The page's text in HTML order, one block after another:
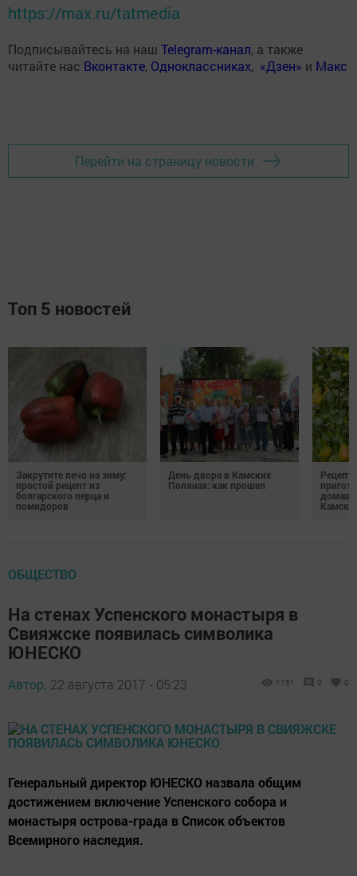
https://max.ru/tatmedia
Подписывайтесь на наш Telegram-канал, а также
читайте нас Вконтакте, Одноклассниках, «Дзен» и Макс
Перейти на страницу новости
Топ 5 новостей
Закрутите лечо на зиму:
простой рецепт из
болгарского перца и
помидоров
День двора в Камских
Полянах: как прошел
ОБЩЕСТВО
На стенах Успенского монастыря в
Свияжске появилась символика
ЮНЕСКО
Автор, 22 августа 2017 - 05:23 1151 0 0
Генеральный директор ЮНЕСКО назвала общим
достижением включение Успенского собора и
монастыря острова-града в Список объектов
Всемирного наследия.